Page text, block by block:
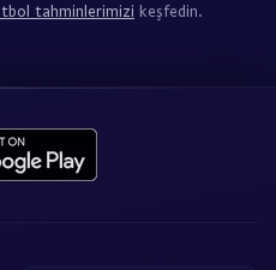
tahminlerimizi keşfedin.